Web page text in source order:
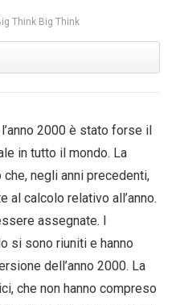
Think Big Think
2000 è stato forse il
in tutto il mondo. La
negli anni precedenti,
calcolo relativo all’anno.
assegnate. I
si sono riuniti e hanno
dell’anno 2000. La
che non hanno compreso